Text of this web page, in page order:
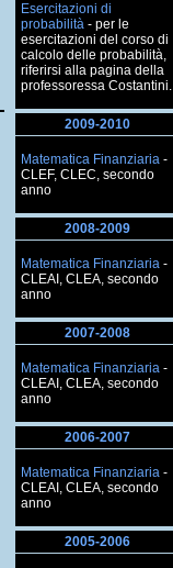
Esercitazioni di
probabilità - per le
esercitazioni del corso di
calcolo delle probabilità,
riferirsi alla pagina della
professoressa Costantini.
2009-2010
Matematica Finanziaria -
CLEF, CLEC, secondo
anno
2008-2009
Matematica Finanziaria -
CLEAI, CLEA, secondo
anno
2007-2008
Matematica Finanziaria -
CLEAI, CLEA, secondo
anno
2006-2007
Matematica Finanziaria -
CLEAI, CLEA, secondo
anno
2005-2006